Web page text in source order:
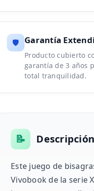
🛡️ Garantía
Producto cubierto
garantía de 3 años
total tranquilidad.
📝
Este juego de
Vivobook de la serie